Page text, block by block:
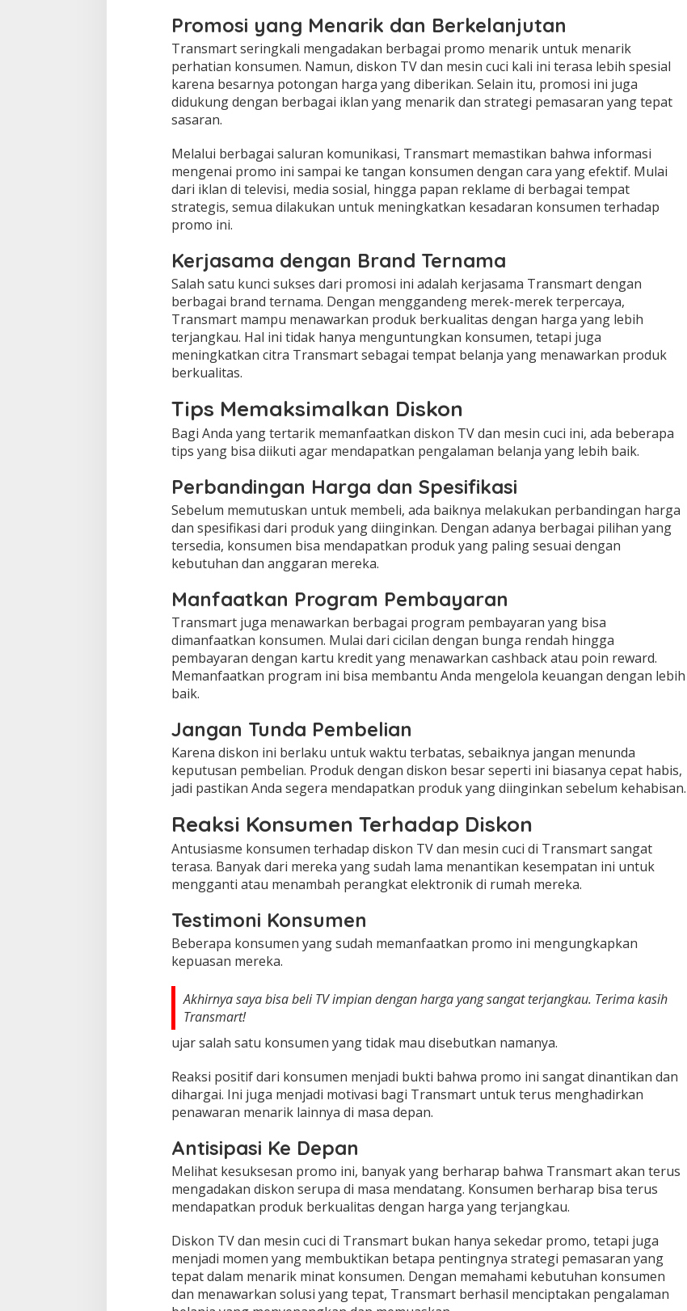
Promosi yang Menarik dan Berkelanjutan
Transmart seringkali mengadakan berbagai promo menarik untuk menarik
perhatian konsumen. Namun, diskon TV dan mesin cuci kali ini terasa lebih spesial
karena besarnya potongan harga yang diberikan. Selain itu, promosi ini juga
didukung dengan berbagai iklan yang menarik dan strategi pemasaran yang tepat
sasaran.
Melalui berbagai saluran komunikasi, Transmart memastikan bahwa informasi
mengenai promo ini sampai ke tangan konsumen dengan cara yang efektif. Mulai
dari iklan di televisi, media sosial, hingga papan reklame di berbagai tempat
strategis, semua dilakukan untuk meningkatkan kesadaran konsumen terhadap
promo ini.
Kerjasama dengan Brand Ternama
Salah satu kunci sukses dari promosi ini adalah kerjasama Transmart dengan
berbagai brand ternama. Dengan menggandeng merek-merek terpercaya,
Transmart mampu menawarkan produk berkualitas dengan harga yang lebih
terjangkau. Hal ini tidak hanya menguntungkan konsumen, tetapi juga
meningkatkan citra Transmart sebagai tempat belanja yang menawarkan produk
berkualitas.
Tips Memaksimalkan Diskon
Bagi Anda yang tertarik memanfaatkan diskon TV dan mesin cuci ini, ada beberapa
tips yang bisa diikuti agar mendapatkan pengalaman belanja yang lebih baik.
Perbandingan Harga dan Spesifikasi
Sebelum memutuskan untuk membeli, ada baiknya melakukan perbandingan harga
dan spesifikasi dari produk yang diinginkan. Dengan adanya berbagai pilihan yang
tersedia, konsumen bisa mendapatkan produk yang paling sesuai dengan
kebutuhan dan anggaran mereka.
Manfaatkan Program Pembayaran
Transmart juga menawarkan berbagai program pembayaran yang bisa
dimanfaatkan konsumen. Mulai dari cicilan dengan bunga rendah hingga
pembayaran dengan kartu kredit yang menawarkan cashback atau poin reward.
Memanfaatkan program ini bisa membantu Anda mengelola keuangan dengan lebih
baik.
Jangan Tunda Pembelian
Karena diskon ini berlaku untuk waktu terbatas, sebaiknya jangan menunda
keputusan pembelian. Produk dengan diskon besar seperti ini biasanya cepat habis,
jadi pastikan Anda segera mendapatkan produk yang diinginkan sebelum kehabisan.
Reaksi Konsumen Terhadap Diskon
Antusiasme konsumen terhadap diskon TV dan mesin cuci di Transmart sangat
terasa. Banyak dari mereka yang sudah lama menantikan kesempatan ini untuk
mengganti atau menambah perangkat elektronik di rumah mereka.
Testimoni Konsumen
Beberapa konsumen yang sudah memanfaatkan promo ini mengungkapkan
kepuasan mereka.
Akhirnya saya bisa beli TV impian dengan harga yang sangat terjangkau. Terima kasih
Transmart!
ujar salah satu konsumen yang tidak mau disebutkan namanya.
Reaksi positif dari konsumen menjadi bukti bahwa promo ini sangat dinantikan dan
dihargai. Ini juga menjadi motivasi bagi Transmart untuk terus menghadirkan
penawaran menarik lainnya di masa depan.
Antisipasi Ke Depan
Melihat kesuksesan promo ini, banyak yang berharap bahwa Transmart akan terus
mengadakan diskon serupa di masa mendatang. Konsumen berharap bisa terus
mendapatkan produk berkualitas dengan harga yang terjangkau.
Diskon TV dan mesin cuci di Transmart bukan hanya sekedar promo, tetapi juga
menjadi momen yang membuktikan betapa pentingnya strategi pemasaran yang
tepat dalam menarik minat konsumen. Dengan memahami kebutuhan konsumen
dan menawarkan solusi yang tepat, Transmart berhasil menciptakan pengalaman